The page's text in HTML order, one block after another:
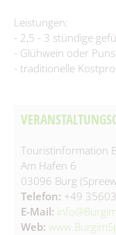
Zahlen & Statistik
Formularservice
Tourismus
Leistungen:
- 2,5 - 3 stündige
- Glühwein oder
- traditionelle
Touristinformation
Am Hafen 6
03096 Burg
Telefon: +49
E-Mail:
Web: